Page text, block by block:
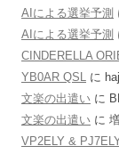
AIによる選挙予測
AIによる選挙予測
CINDERELLA
YB0AR QSL に
文楽の出遣い に
文楽の出遣い に
VP2ELY &